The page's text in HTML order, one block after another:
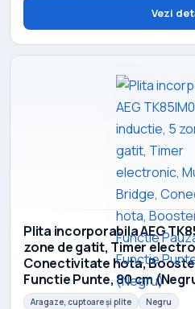
Vezi
Plita incorporabila AEG
zone de gatit, Timer
Conectivitate hota,
Functie Punte, 80 cm
Aragaze, cuptoare și plite Negru